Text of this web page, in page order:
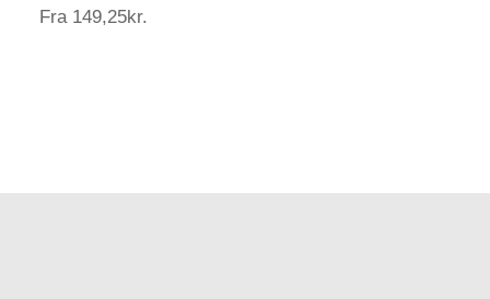
199,00kr.
Fra 149,25kr.